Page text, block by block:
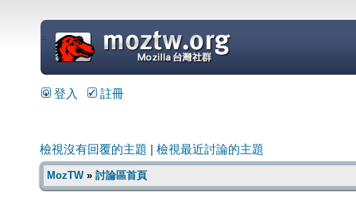
=
登入 註冊
檢視沒有回覆的主題 檢視最近討論的主題
MozTW» 討論區首頁